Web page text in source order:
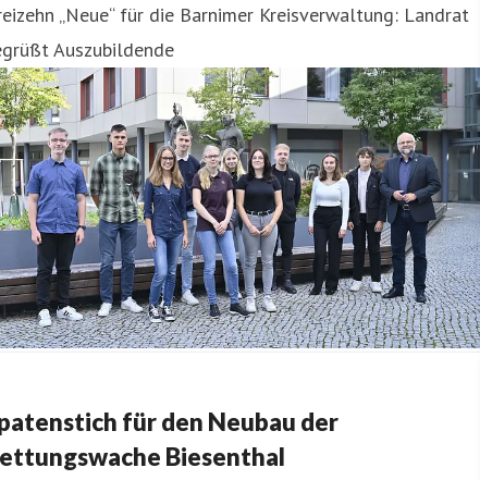
„Neue“ für die Barnimer Kreisverwaltung: Landrat
Auszubildende
für den Neubau der
Biesenthal